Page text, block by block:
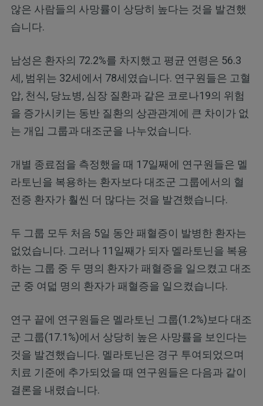
않은 사람들의 사망률이 상당히 높다는 것을 발견했
습니다.
남성은 환자의 72.2%를 차지했고 평균 연령은 56.3
세, 범위는 32세에서 78세였습니다. 연구원들은 고혈
압, 천식, 당뇨병, 심장 질환과 같은 코로나19의 위험
을 증가시키는 동반 질환의 상관관계에 큰 차이가 없
는 개입 그룹과 대조군을 나누었습니다.
개별 종료점을 측정했을 때 17일째에 연구원들은 멜
라토닌을 복용하는 환자보다 대조군 그룹에서의 혈
전증 환자가 훨씬 더 많다는 것을 발견했습니다.
두 그룹 모두 처음 5일 동안 패혈증이 발병한 환자는
없었습니다. 그러나 11일째가 되자 멜라토닌을 복용
하는 그룹 중 두 명의 환자가 패혈증을 일으켰고 대조
군 중 여덟 명의 환자가 패혈증을 일으켰습니다.
연구 끝에 연구원들은 멜라토닌 그룹(1.2%)보다 대조
군 그룹(17.1%)에서 상당히 높은 사망률을 보인다는
것을 발견했습니다. 멜라토닌은 경구 투여되었으며
치료 기준에 추가되었을 때 연구원들은 다음과 같이
결론을 내렸습니다.